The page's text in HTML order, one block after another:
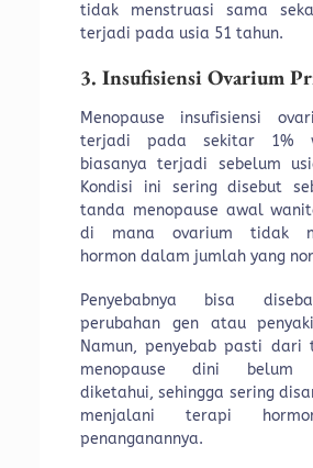
tidak menstruasi sama
terjadi pada usia 51 tahun.
3. Insufisiensi Ovarium
Menopause insufisiensi
terjadi pada sekitar 1%
biasanya terjadi sebelum
Kondisi ini sering disebut
tanda menopause awal
di mana ovarium tidak
hormon dalam jumlah yang
Penyebabnya bisa
perubahan gen atau
Namun, penyebab pasti dari
menopause dini belum
diketahui, sehingga sering
menjalani terapi
penanganannya.